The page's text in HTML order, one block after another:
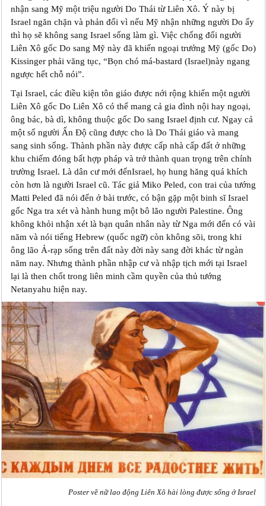
nhận sang Mỹ một triệu người Do Thái từ Liên Xô. Ý này bị
Israel ngăn chặn và phản đối vì nếu Mỹ nhận những người Do ấy
thì họ sẽ không sang Israel sống làm gì. Việc chống đối người
Liên Xô gốc Do sang Mỹ này đã khiến ngoại trưởng Mỹ (gốc Do)
Kissinger phải văng tục, “Bọn chó má-bastard (Israel)này ngang
ngược hết chỗ nói”.
Tại Israel, các điều kiện tôn giáo được nới rộng khiến một người
Liên Xô gốc Do Liên Xô có thể mang cả gia đình nội hay ngoại,
ông bác, bà dì, không thuộc gốc Do sang Israel định cư. Ngay cả
một số người Ấn Độ cũng được cho là Do Thái giáo và mang
sang sinh sống. Thành phần này được cấp nhà cấp đất ở những
khu chiếm đóng bất hợp pháp và trở thành quan trọng trên chính
trường Israel. Là dân cư mới đếnIsrael, họ hung hăng quá khích
còn hơn là người Israel cũ. Tác giả Miko Peled, con trai của tướng
Matti Peled đã nói đến ở bài trước, có bận gặp một binh sĩ Israel
gốc Nga tra xét và hành hung một bô lão người Palestine. Ông
không khỏi nhận xét là bạn quân nhân này từ Nga mới đến có vài
năm và nói tiếng Hebrew (quốc ngữ) còn không sõi, trong khi
ông lão Ả-rạp sống trên đất này đời này sang đời khác từ ngàn
năm nay. Nhưng thành phần nhập cư và nhập tịch mới tại Israel
lại là then chốt trong liên minh cầm quyền của thủ tướng
Netanyahu hiện nay.
Poster về nữ lao động Liên Xô hài lòng được sống ở Israel